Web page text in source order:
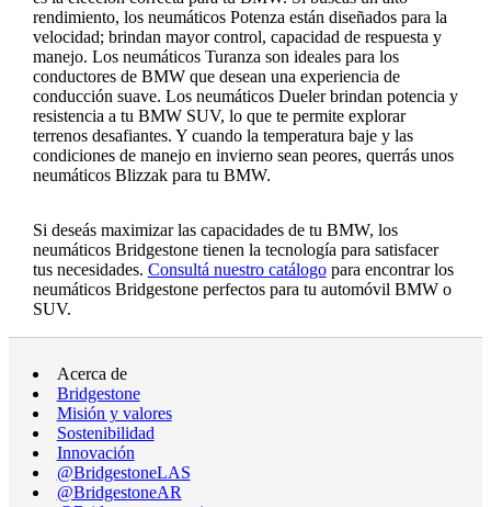
rendimiento, los neumáticos Potenza están diseñados para la
velocidad; brindan mayor control, capacidad de respuesta y
manejo. Los neumáticos Turanza son ideales para los
conductores de BMW que desean una experiencia de
conducción suave. Los neumáticos Dueler brindan potencia y
resistencia a tu BMW SUV, lo que te permite explorar
terrenos desafiantes. Y cuando la temperatura baje y las
condiciones de manejo en invierno sean peores, querrás unos
neumáticos Blizzak para tu BMW.
Si deseás maximizar las capacidades de tu BMW, los
neumáticos Bridgestone tienen la tecnología para satisfacer
tus necesidades. Consultá nuestro catálogopara encontrar los
neumáticos Bridgestone perfectos para tu automóvil BMW o
SUV.
Acerca de
Bridgestone
Misión y valores
Sostenibilidad
Innovación
@BridgestoneLAS
@BridgestoneAR